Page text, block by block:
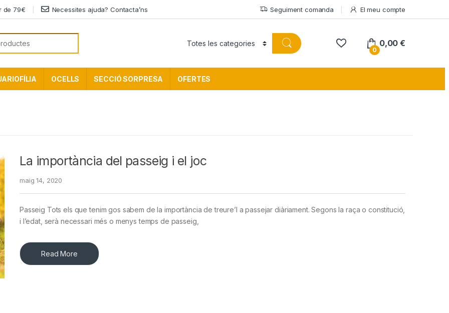
de 79€ Necessites ajuda? Contacta’ns Seguiment comanda El meu compte
0
0,00€
OCELLS SECCIÓ SORPRESA OFERTES
La importància del passeig i el joc
maig 14, 2020
Passeig Tots els que tenim gos sabem de la importància de treure’l a passejar diàriament. Segons la raça o constitució,
i l’edat, serà necessari més o menys temps de passeig,
Read More